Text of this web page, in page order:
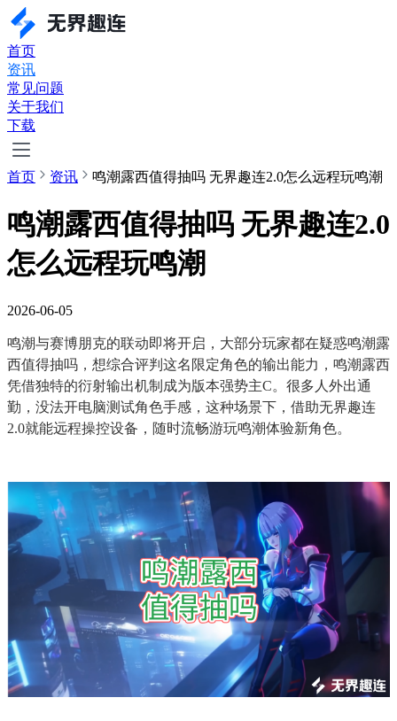
首页
资讯
常见问题
关于我们
下载
首页 资讯 鸣潮露西值得抽吗 无界趣连2.0怎么远程玩鸣潮
鸣潮露西值得抽吗 无界趣连2.0
怎么远程玩鸣潮
2026-06-05
鸣潮与赛博朋克的联动即将开启，大部分玩家都在疑惑鸣潮露
西值得抽吗，想综合评判这名限定角色的输出能力，鸣潮露西
凭借独特的衍射输出机制成为版本强势主C。很多人外出通
勤，没法开电脑测试角色手感，这种场景下，借助无界趣连
2.0就能远程操控设备，随时流畅游玩鸣潮体验新角色。